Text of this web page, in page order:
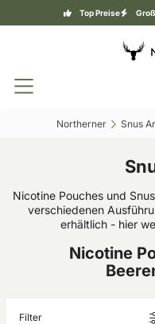
Top Preise
Northerner‎ Snus
Nicotine Pouches und
verschiedenen
erhältlich - hier
Nicotine
Filter